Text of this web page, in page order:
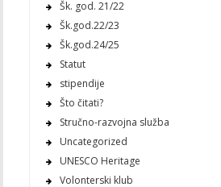
Šk. god. 21/22
Šk.god.22/23
Šk.god.24/25
Statut
stipendije
Što čitati?
Stručno-razvojna služba
Uncategorized
UNESCO Heritage
Volonterski klub